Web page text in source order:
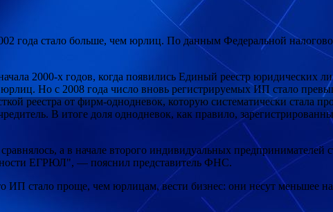
года стало больше, чем юрлиц. По данным Федеральной
2000-х годов, когда появились Единый реестр
Но с 2008 года число вновь регистрируемых ИП стало
реестра от фирм-однодневок, которую систематически стала
В итоге доля однодневок, как правило,
а в начале второго индивидуальных
ЕГРЮЛ", — пояснил представитель ФНС.
ИП стало проще, чем юрлицам, вести бизнес: они несут меньшее